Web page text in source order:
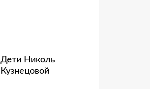
Дети Николь
Кузнецовой